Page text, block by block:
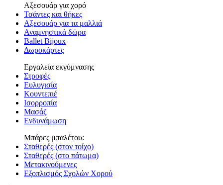
Αξεσουάρ για χορό
Τσάντες και θήκες
Αξεσουάρ για τα μαλλιά
Αναμνηστικά δώρα
Ballet Bijoux
Δωροκάρτες
Εργαλεία εκγύμνασης
Στροφές
Ευλυγισία
Κουντεπιέ
Ισορροπία
Μασάζ
Ενδυνάμωση
Μπάρες μπαλέτου:
Σταθερές (στον τοίχο)
Σταθερές (στο πάτωμα)
Μετακινούμενες
Εξοπλισμός Σχολών Χορού